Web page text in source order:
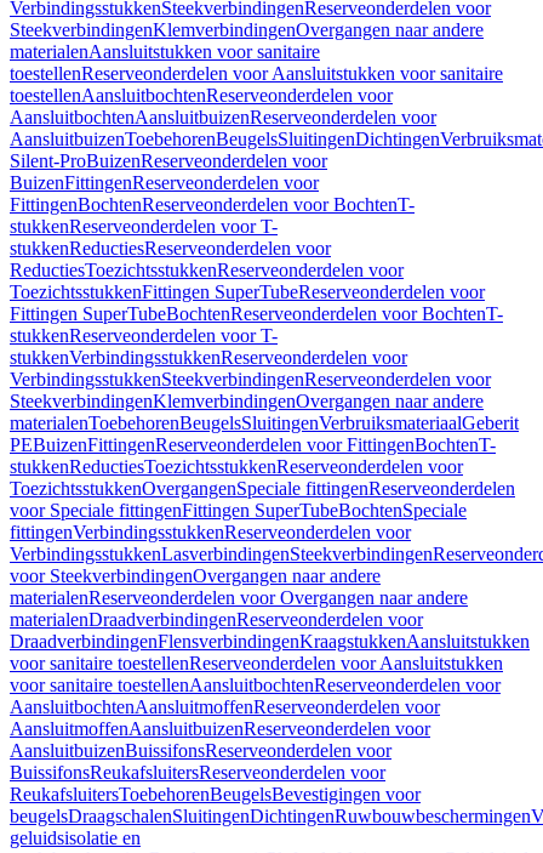
VerbindingsstukkenSteekverbindingenReserveonderdelen voor
SteekverbindingenKlemverbindingenOvergangen naar andere
materialenAansluitstukken voor sanitaire
toestellenReserveonderdelen voor Aansluitstukken voor sanitaire
toestellenAansluitbochtenReserveonderdelen voor
AansluitbochtenAansluitbuizenReserveonderdelen voor
AansluitbuizenToebehorenBeugelsSluitingenDichtingen
Silent-ProBuizenReserveonderdelen voor
BuizenFittingenReserveonderdelen voor
FittingenBochtenReserveonderdelen voor BochtenT-
stukkenReserveonderdelen voor T-
stukkenReductiesReserveonderdelen voor
ReductiesToezichtsstukkenReserveonderdelen voor
ToezichtsstukkenFittingen SuperTubeReserveonderdelen voor
Fittingen SuperTubeBochtenReserveonderdelen voor BochtenT-
stukkenReserveonderdelen voor T-
stukkenVerbindingsstukkenReserveonderdelen voor
VerbindingsstukkenSteekverbindingenReserveonderdelen voor
SteekverbindingenKlemverbindingenOvergangen naar andere
materialenToebehorenBeugelsSluitingenVerbruiksmateriaalGeberit
PEBuizenFittingenReserveonderdelen voor FittingenBochtenT-
stukkenReductiesToezichtsstukkenReserveonderdelen voor
ToezichtsstukkenOvergangenSpeciale fittingenReserveonderdelen
voor Speciale fittingenFittingen SuperTubeBochtenSpeciale
fittingenVerbindingsstukkenReserveonderdelen voor
VerbindingsstukkenLasverbindingenSteekverbindingen
voor SteekverbindingenOvergangen naar andere
materialenReserveonderdelen voor Overgangen naar andere
materialenDraadverbindingenReserveonderdelen voor
DraadverbindingenFlensverbindingenKraagstukkenAansluitstukken
voor sanitaire toestellenReserveonderdelen voor Aansluitstukken
voor sanitaire toestellenAansluitbochtenReserveonderdelen voor
AansluitbochtenAansluitmoffenReserveonderdelen voor
AansluitmoffenAansluitbuizenReserveonderdelen voor
AansluitbuizenBuissifonsReserveonderdelen voor
BuissifonsReukafsluitersReserveonderdelen voor
ReukafsluitersToebehorenBeugelsBevestigingen voor
beugelsDraagschalenSluitingenDichtingenRuwbouwbeschermingen
geluidsisolatie en